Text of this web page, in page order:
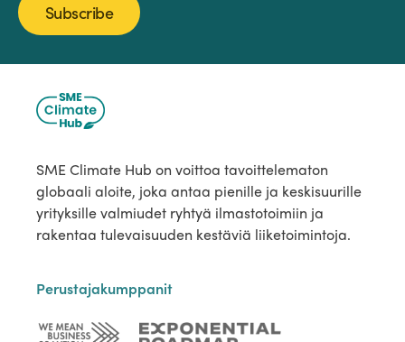
Subscribe
SME Climate Hub on voittoa tavoittelematon
globaali aloite, joka antaa pienille ja keskisuurille
yrityksille valmiudet ryhtyä ilmastotoimiin ja
rakentaa tulevaisuuden kestäviä liiketoimintoja.
Perustajakumppanit